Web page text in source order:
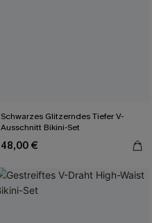
Schwarzes Glitzerndes Tiefer V-
Ausschnitt Bikini-Set
48,00 €